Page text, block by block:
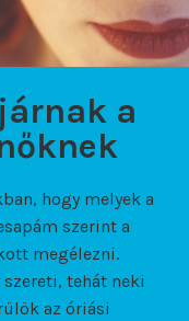
a
hogy melyek a
szerint a
megélezni.
szereti, tehát neki
az óriási